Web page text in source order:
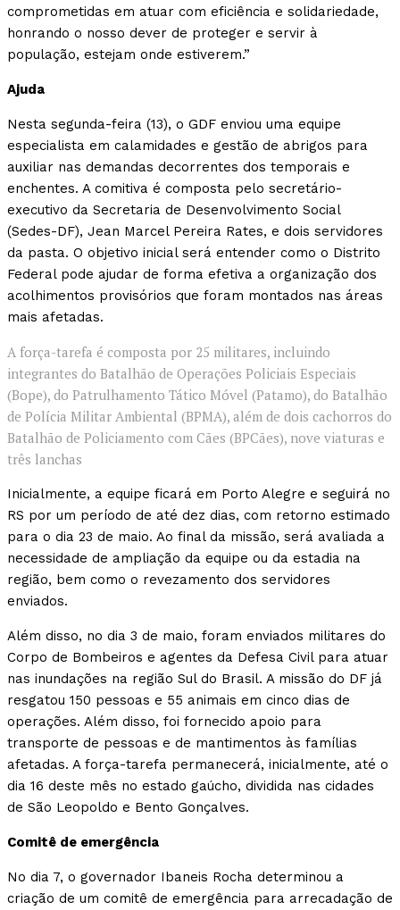
comprometidas em atuar com eficiência e solidariedade,
honrando o nosso dever de proteger e servir à
população, estejam onde estiverem.”
Ajuda
Nesta segunda-feira (13), o GDF enviou uma equipe
especialista em calamidades e gestão de abrigos para
auxiliar nas demandas decorrentes dos temporais e
enchentes. A comitiva é composta pelo secretário-
executivo da Secretaria de Desenvolvimento Social
(Sedes-DF), Jean Marcel Pereira Rates, e dois servidores
da pasta. O objetivo inicial será entender como o Distrito
Federal pode ajudar de forma efetiva a organização dos
acolhimentos provisórios que foram montados nas áreas
mais afetadas.
A força-tarefa é composta por 25 militares, incluindo
integrantes do Batalhão de Operações Policiais Especiais
(Bope), do Patrulhamento Tático Móvel (Patamo), do Batalhão
de Polícia Militar Ambiental (BPMA), além de dois cachorros do
Batalhão de Policiamento com Cães (BPCães), nove viaturas e
três lanchas
Inicialmente, a equipe ficará em Porto Alegre e seguirá no
RS por um período de até dez dias, com retorno estimado
para o dia 23 de maio. Ao final da missão, será avaliada a
necessidade de ampliação da equipe ou da estadia na
região, bem como o revezamento dos servidores
enviados.
Além disso, no dia 3 de maio, foram enviados militares do
Corpo de Bombeiros e agentes da Defesa Civil para atuar
nas inundações na região Sul do Brasil. A missão do DF já
resgatou 150 pessoas e 55 animais em cinco dias de
operações. Além disso, foi fornecido apoio para
transporte de pessoas e de mantimentos às famílias
afetadas. A força-tarefa permanecerá, inicialmente, até o
dia 16 deste mês no estado gaúcho, dividida nas cidades
de São Leopoldo e Bento Gonçalves.
Comitê de emergência
No dia 7, o governador Ibaneis Rocha determinou a
criação de um comitê de emergência para arrecadação de